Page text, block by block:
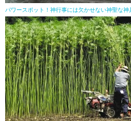
パワースポット！神行事には欠かせない神聖な神